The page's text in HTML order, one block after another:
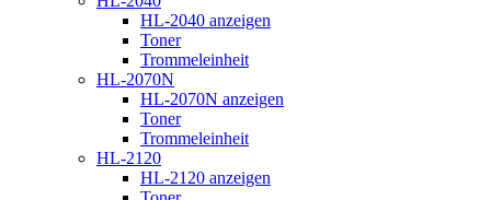
HL-2040 anzeigen
Toner
Trommeleinheit
HL-2070N
HL-2070N anzeigen
Toner
Trommeleinheit
HL-2120
HL-2120 anzeigen